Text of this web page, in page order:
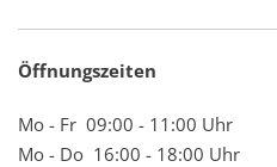
Öffnungszeiten
Mo - Fr 09:00 - 11:00 Uhr
Mo - Do 16:00 - 18:00 Uhr